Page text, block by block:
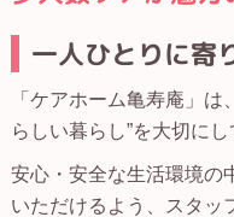
一人ひとりに寄
「ケアホーム亀寿庵」は
らしい暮らし”を大切にし
安心・安全な生活環境の
いただけるよう、スタッ